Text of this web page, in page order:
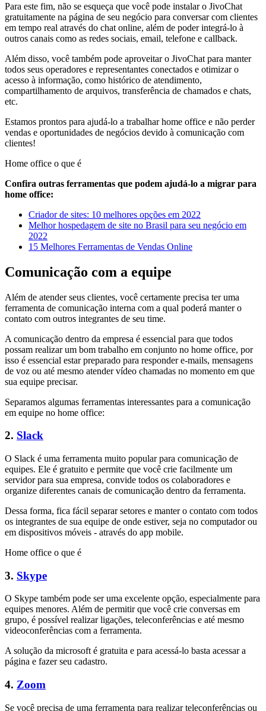
Para este fim, não se esqueça que você pode instalar o JivoChat
gratuitamente na página de seu negócio para conversar com clientes
em tempo real através do chat online, além de poder integrá-lo à
outros canais como as redes sociais, email, telefone e callback.
Além disso, você também pode aproveitar o JivoChat para manter
todos seus operadores e representantes conectados e otimizar o
acesso à informação, como histórico de atendimento,
compartilhamento de arquivos, transferência de chamados e chats,
etc.
Estamos prontos para ajudá-lo a trabalhar home office e não perder
vendas e oportunidades de negócios devido à comunicação com
clientes!
Home office o que é
Confira outras ferramentas que podem ajudá-lo a migrar para
home office:
Criador de sites: 10 melhores opções em 2022
Melhor hospedagem de site no Brasil para seu negócio em
2022
15 Melhores Ferramentas de Vendas Online
Comunicação com a equipe
Além de atender seus clientes, você certamente precisa ter uma
ferramenta de comunicação interna com a qual poderá manter o
contato com outros integrantes de seu time.
A comunicação dentro da empresa é essencial para que todos
possam realizar um bom trabalho em conjunto no home office, por
isso é essencial estar preparado para responder e-mails, mensagens
de voz ou até mesmo atender vídeo chamadas no momento em que
sua equipe precisar.
Separamos algumas ferramentas interessantes para a comunicação
em equipe no home office:
2. Slack
O Slack é uma ferramenta muito popular para comunicação de
equipes. Ele é gratuito e permite que você crie facilmente um
servidor para sua empresa, convide todos os colaboradores e
organize diferentes canais de comunicação dentro da ferramenta.
Dessa forma, fica fácil separar setores e manter o contato com todos
os integrantes de sua equipe de onde estiver, seja no computador ou
em dispositivos móveis - através do app mobile.
Home office o que é
3. Skype
O Skype também pode ser uma excelente opção, especialmente para
equipes menores. Além de permitir que você crie conversas em
grupo, é possível realizar ligações, teleconferências e até mesmo
videoconferências com a ferramenta.
A solução da microsoft é gratuita e para acessá-lo basta acessar a
página e fazer seu cadastro.
4. Zoom
Se você precisa de uma ferramenta para realizar teleconferências ou